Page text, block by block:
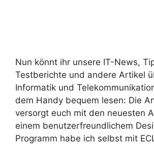
Nun könnt ihr unsere IT-News,
Testberichte und andere Artikel
Informatik und
dem Handy bequem lesen: Die
versorgt euch mit den neuesten
einem benutzerfreundlichem
Programm habe ich selbst mit